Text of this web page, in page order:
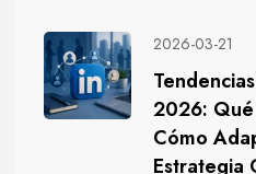
2026-03-21
2026: Qué
Cómo
Estrategia